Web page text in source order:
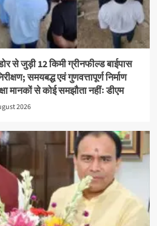
से जुड़ी 12 किमी ग्रीनफील्ड बाईपास
समयबद्ध एवं गुणवत्तापूर्ण निर्माण
मानकों से कोई समझौता नहींः डीएम
2026